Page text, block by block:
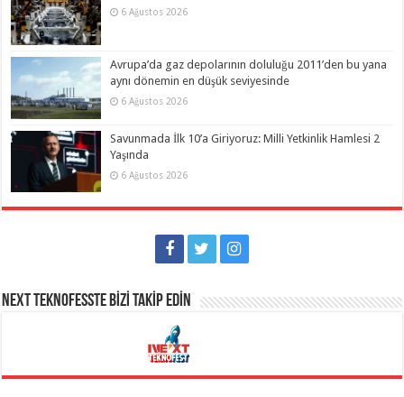
6 Ağustos 2026
Avrupa’da gaz depolarının doluluğu 2011’den bu yana
aynı dönemin en düşük seviyesinde
6 Ağustos 2026
Savunmada İlk 10’a Giriyoruz: Milli Yetkinlik Hamlesi 2
Yaşında
6 Ağustos 2026
NEXT TEKNOFESSTE BİZİ TAKİP EDİN